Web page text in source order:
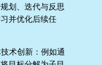
划、迭代与反思
并优化后续任
术创新：例如通